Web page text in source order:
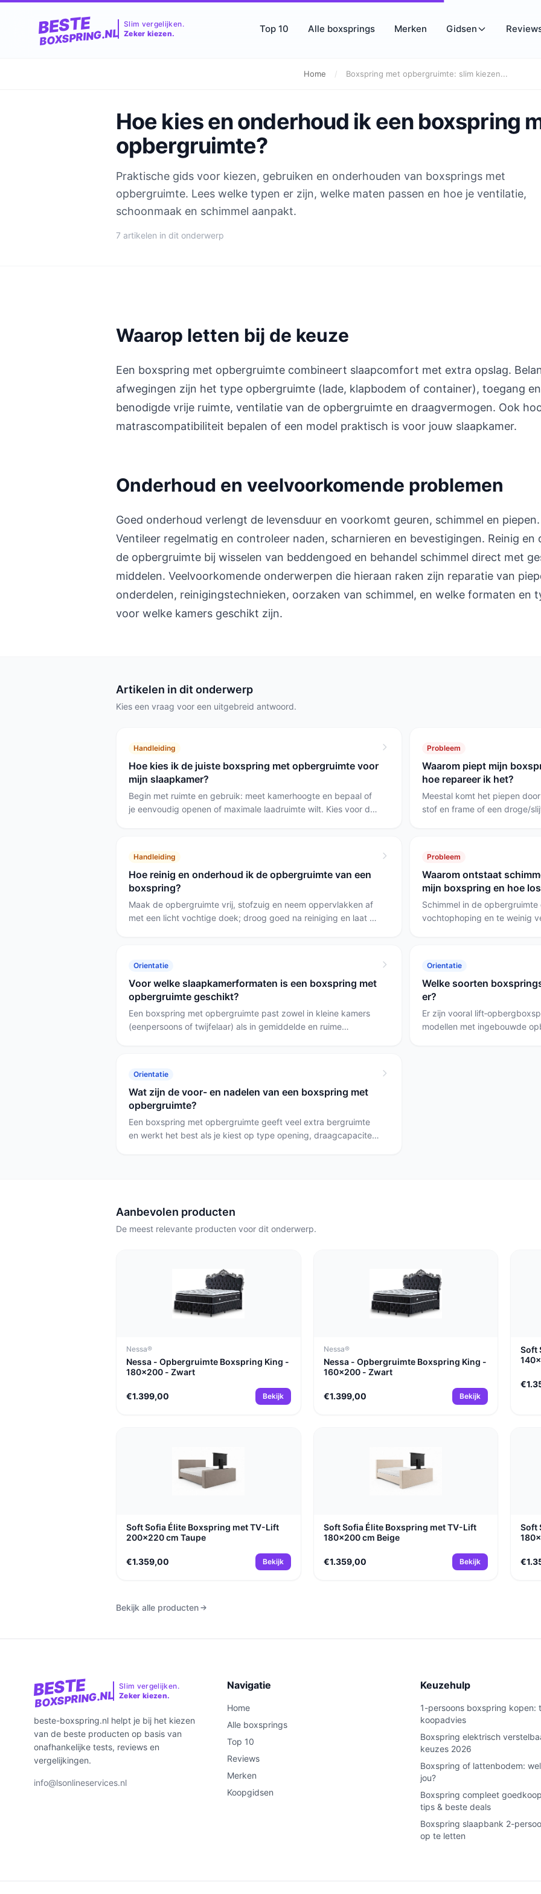
BESTE
BOXSPRING.NL
Slim vergelijken.
Zeker kiezen.
Top 10 Alle boxsprings Merken Gidsen
Home / Boxspring met opbergruimte: slim kiezen...
Hoe kies en onderhoud ik een boxspring
opbergruimte?
Praktische gids voor kiezen, gebruiken en onderhouden van boxsprings met
opbergruimte. Lees welke typen er zijn, welke maten passen en hoe je ventilatie,
schoonmaak en schimmel aanpakt.
7 artikelen in dit onderwerp
Waarop letten bij de keuze
Een boxspring met opbergruimte combineert slaapcomfort met extra opslag.
afwegingen zijn het type opbergruimte (lade, klapbodem of container), toegang en
benodigde vrije ruimte, ventilatie van de opbergruimte en draagvermogen. Ook
matrascompatibiliteit bepalen of een model praktisch is voor jouw slaapkamer.
Onderhoud en veelvoorkomende problemen
Goed onderhoud verlengt de levensduur en voorkomt geuren, schimmel en piepen.
Ventileer regelmatig en controleer naden, scharnieren en bevestigingen. Reinig en
de opbergruimte bij wisselen van beddengoed en behandel schimmel direct met
middelen. Veelvoorkomende onderwerpen die hieraan raken zijn reparatie van
onderdelen, reinigingstechnieken, oorzaken van schimmel, en welke formaten en
voor welke kamers geschikt zijn.
Artikelen in dit onderwerp
Kies een vraag voor een uitgebreid antwoord.
Handleiding
Hoe kies ik de juiste boxspring met opbergruimte voor
mijn slaapkamer?
Begin met ruimte en gebruik: meet kamerhoogte en bepaal of
je eenvoudig openen of maximale laadruimte wilt. Kies voor de
kamers is de BSS Breda 90x200 handiger.
Probleem
Waarom piept mijn
hoe repareer ik het?
Meestal komt het piepen
stof en frame of een droge/
Handleiding
Hoe reinig en onderhoud ik de opbergruimte van een
boxspring?
Maak de opbergruimte vrij, stofzuig en neem oppervlakken af
met een licht vochtige doek; droog goed na reiniging en laat de
de ruimte nooit zwaarder vol dan het maximale belastbaar
gewicht.
Probleem
Waarom ontstaat
mijn boxspring en hoe
Schimmel in de
vochtophoping en te weinig
doen; bij dichte, massieve
regelmatig droogonderhoud
Orientatie
Voor welke slaapkamerformaten is een boxspring met
opbergruimte geschikt?
Een boxspring met opbergruimte past zowel in kleine kamers
(eenpersoons of twijfelaar) als in gemiddelde en ruime
je meer en dieper opbergruimte wilt en genoeg loopruimte
hebt.
Orientatie
Welke soorten
er?
Er zijn vooral
modellen met ingebouwde
Orientatie
Wat zijn de voor- en nadelen van een boxspring met
opbergruimte?
Een boxspring met opbergruimte geeft veel extra bergruimte
en werkt het best als je kiest op type opening, draagcapaciteit
Aanbevolen producten
De meest relevante producten voor dit onderwerp.
Nessa®
Nessa - Opbergruimte Boxspring King -
180x200 - Zwart
€1.399,00 Bekijk
Nessa®
Nessa - Opbergruimte Boxspring King -
160x200 - Zwart
€1.399,00 Bekijk
Soft
Soft Sofia Élite Boxspring met TV-Lift
200x220 cm Taupe
€1.359,00 Bekijk
Soft Sofia Élite Boxspring met TV-Lift
180x200 cm Beige
€1.359,00 Bekijk
Soft
Bekijk alle producten
BESTE
BOXSPRING.NL
Slim vergelijken.
Zeker kiezen.
beste-boxspring.nl helpt je bij het kiezen
van de beste producten op basis van
onafhankelijke tests, reviews en
vergelijkingen.
info@lsonlineservices.nl
Navigatie
Home
Alle boxsprings
Top 10
Reviews
Merken
Koopgidsen
Keuzehulp
1-persoons boxspring kopen:
koopadvies
Boxspring elektrisch
keuzes 2026
Boxspring of lattenbodem:
jou?
Boxspring compleet
tips & beste deals
Boxspring slaapbank 2-
op te letten